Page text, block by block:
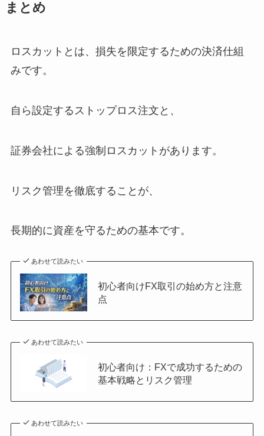
まとめ
ロスカットとは、損失を限定するための決済仕組
みです。
自ら設定するストップロス注文と、
証券会社による強制ロスカットがあります。
リスク管理を徹底することが、
長期的に資産を守るための基本です。
あわせて読みたい
初心者向けFX取引の始め方と注意
点
あわせて読みたい
初心者向け：FXで成功するための
基本戦略とリスク管理
あわせて読みたい